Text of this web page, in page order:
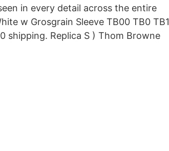
in every detail across the entire
w Grosgrain Sleeve TB00 TB0 TB1
shipping. Replica S ) Thom Browne